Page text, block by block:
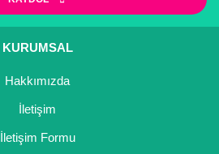
KURUMSAL
Hakkımızda
İletişim
İletişim Formu